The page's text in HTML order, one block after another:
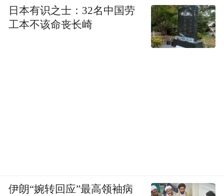
日本有识之士：32名中国劳
工本不该命丧长崎
伊朗“婉转回应”最高领袖病